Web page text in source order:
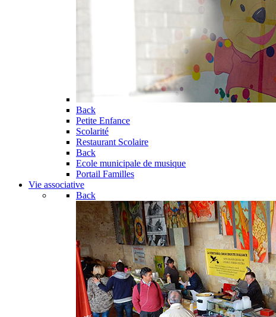
Back
Petite Enfance
Scolarité
Restaurant Scolaire
Back
Ecole municipale de musique
Portail Familles
Vie associative
Back